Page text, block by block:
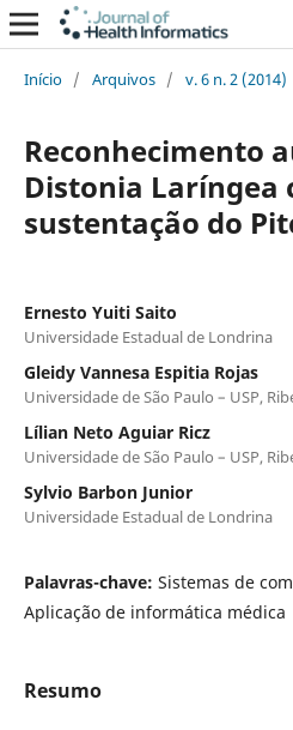
Início / Arquivos / v. 6 n. 2 (2014)
Reconhecimento
Distonia Laríngea
sustentação do
Ernesto Yuiti Saito
Universidade Estadual de Londrina
Gleidy Vannesa Espitia Rojas
Universidade de São Paulo – USP,
Lílian Neto Aguiar Ricz
Universidade de São Paulo – USP,
Sylvio Barbon Junior
Universidade Estadual de Londrina
Palavras-chave: Sistemas de
Aplicação de informática médica
Resumo